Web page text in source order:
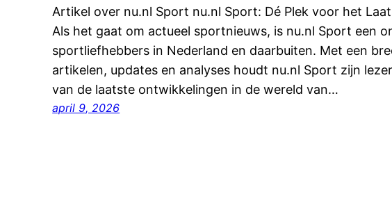
Artikel over nu.nl Sport nu.nl Sport: Dé Plek voor het
Als het gaat om actueel sportnieuws, is nu.nl Sport een
sportliefhebbers in Nederland en daarbuiten. Met een
artikelen, updates en analyses houdt nu.nl Sport zijn
van de laatste ontwikkelingen in de wereld van…
april 9, 2026